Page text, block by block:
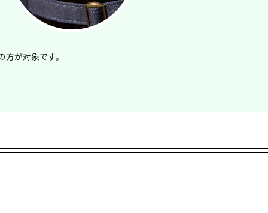
が対象です。